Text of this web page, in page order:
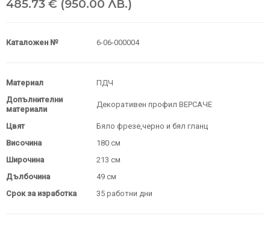
485.73 € (950.00 ЛВ.)
Каталожен № 6-06-000004
Материал
ПДЧ
Допълнителни
материали
Декоративен профил ВЕРСАЧЕ
Цвят
Бяло фрезе,черно и бял гланц
Височина
180 см
Широчина
213 см
Дълбочина
49 см
Срок за изработка
35 работни дни